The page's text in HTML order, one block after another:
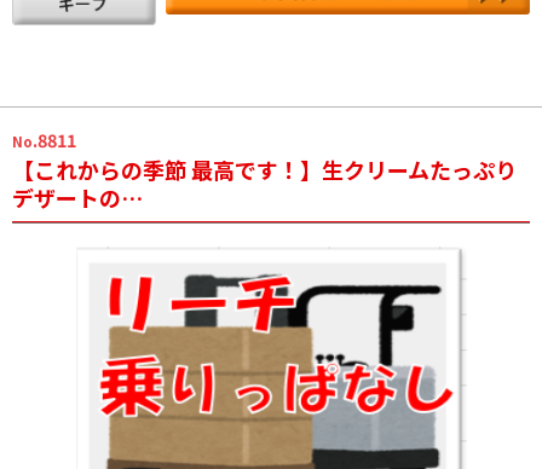
No.8811
【これからの季節 最高です！】生クリームたっぷり
デザートの…